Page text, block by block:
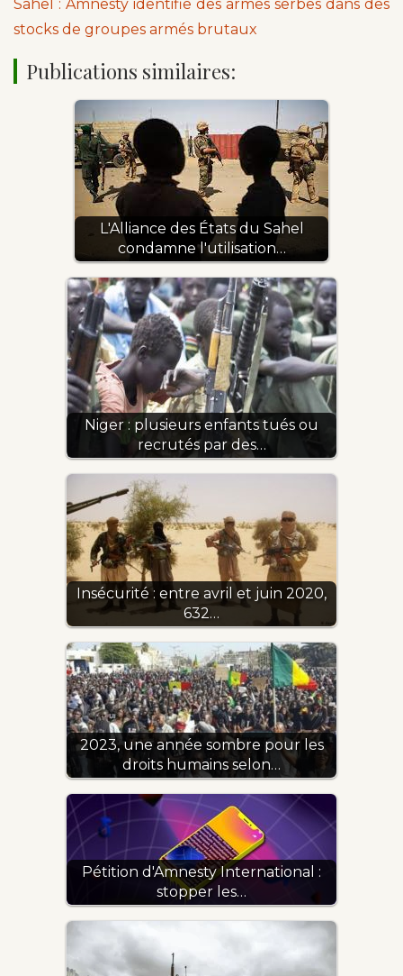
Sahel : Amnesty identifie des armes serbes dans des
stocks de groupes armés brutaux
Publications similaires:
L'Alliance des États du Sahel
condamne l'utilisation…
Niger : plusieurs enfants tués ou
recrutés par des…
Insécurité : entre avril et juin 2020,
632…
2023, une année sombre pour les
droits humains selon…
Pétition d'Amnesty International :
stopper les…